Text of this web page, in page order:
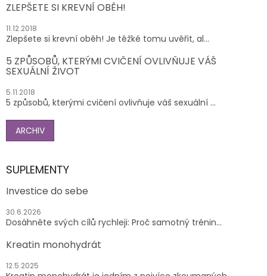
ZLEPŠETE SI KREVNÍ OBĚH!
11.12.2018
Zlepšete si krevní oběh! Je těžké tomu uvěřit, al...
5 ZPŮSOBŮ, KTERÝMI CVIČENÍ OVLIVŇUJE VÁŠ
SEXUÁLNÍ ŽIVOT
5.11.2018
5 způsobů, kterými cvičení ovlivňuje váš sexuální ...
ARCHIV
SUPLEMENTY
Investice do sebe
30.6.2026
Dosáhněte svých cílů rychleji: Proč samotný trénin...
Kreatin monohydrát
12.5.2025